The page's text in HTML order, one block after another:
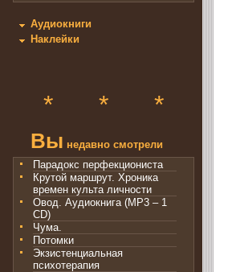
Аудиокниги
Наклейки
* * *
Вы недавно смотрели
Парадокс перфекциониста
Крутой маршрут. Хроника
времен культа личности
Овод. Аудиокнига (MP3 – 1
CD)
Чума.
Потомки
Экзистенциальная
психотерапия